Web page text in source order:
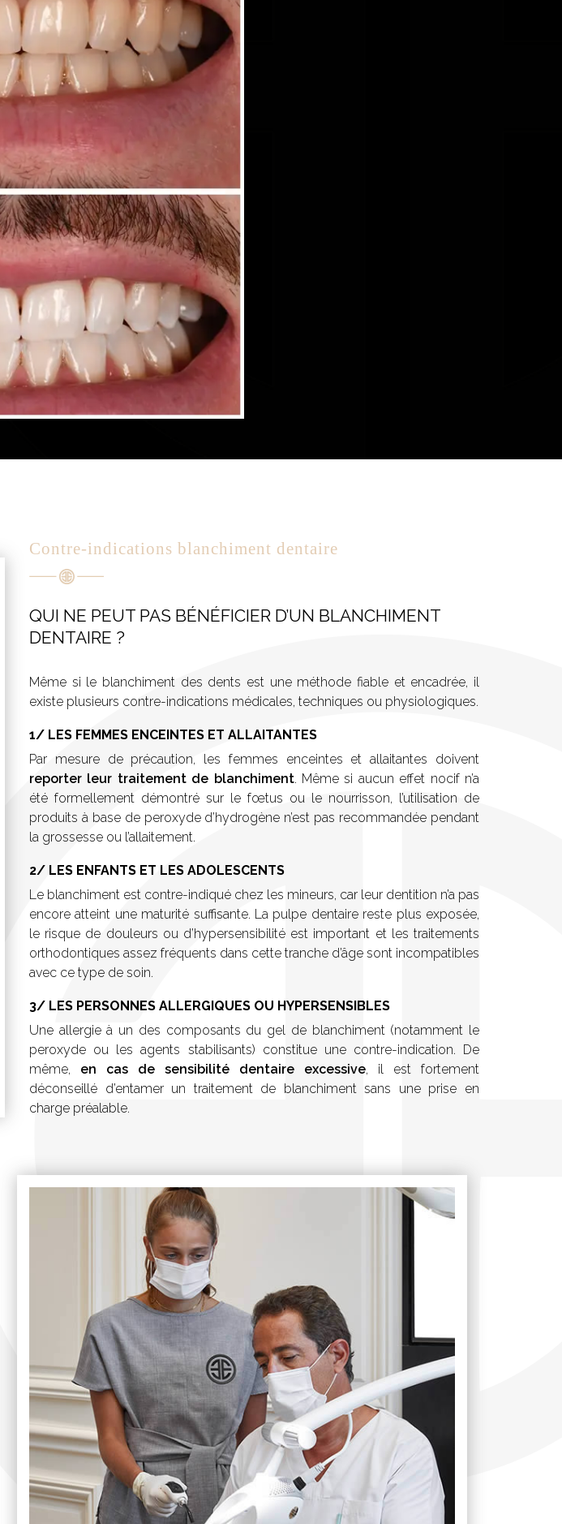
Contre-indications blanchiment dentaire
QUI NE PEUT PAS BÉNÉFICIER D’UN BLANCHIMENT
DENTAIRE ?
Même si le blanchiment des dents est une méthode fiable et encadrée, il
existe plusieurs contre-indications médicales, techniques ou physiologiques.
1/ LES FEMMES ENCEINTES ET ALLAITANTES
Par mesure de précaution, les femmes enceintes et allaitantes doivent
reporter leur traitement de blanchiment . Même si aucun effet nocif n’a
été formellement démontré sur le fœtus ou le nourrisson, l’utilisation de
produits à base de peroxyde d’hydrogène n’est pas recommandée pendant
la grossesse ou l’allaitement.
2/ LES ENFANTS ET LES ADOLESCENTS
Le blanchiment est contre-indiqué chez les mineurs, car leur dentition n’a pas
encore atteint une maturité suffisante. La pulpe dentaire reste plus exposée,
le risque de douleurs ou d’hypersensibilité est important et les traitements
orthodontiques assez fréquents dans cette tranche d’âge sont incompatibles
avec ce type de soin.
3/ LES PERSONNES ALLERGIQUES OU HYPERSENSIBLES
Une allergie à un des composants du gel de blanchiment (notamment le
peroxyde ou les agents stabilisants) constitue une contre-indication. De
même, en cas de sensibilité dentaire excessive , il est fortement
déconseillé d’entamer un traitement de blanchiment sans une prise en
charge préalable.